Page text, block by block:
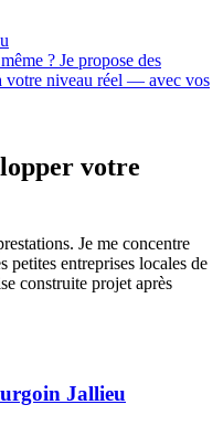
? Je propose des
votre niveau réel — avec vos
votre
Je me concentre
entreprises locales de
construite projet après
Jallieu